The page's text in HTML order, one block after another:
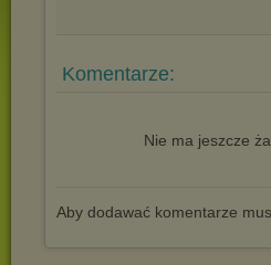
Komentarze:
Nie ma jeszcze
Aby dodawać komentarze